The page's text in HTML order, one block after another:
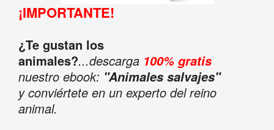
¡IMPORTANTE!
¿Te gustan los
animales?...descarga 100% gratis
nuestro ebook: "Animales salvajes"
y conviértete en un experto del reino
animal.